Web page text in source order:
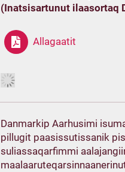
(Inatsisartunut ilaasortaq
Allagaatit
Danmarkip Aarhusimi
pillugit paasissutissanik
suliassaqarfimmi